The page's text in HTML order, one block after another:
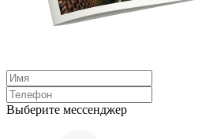
Выберите мессенджер